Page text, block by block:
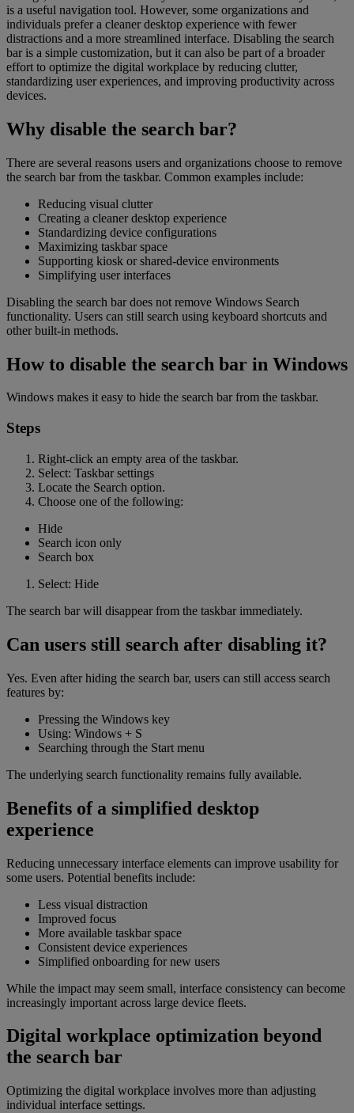
is a useful navigation tool. However, some organizations and
individuals prefer a cleaner desktop experience with fewer
distractions and a more streamlined interface. Disabling the search
bar is a simple customization, but it can also be part of a broader
effort to optimize the digital workplace by reducing clutter,
standardizing user experiences, and improving productivity across
devices.
Why disable the search bar?
There are several reasons users and organizations choose to remove
the search bar from the taskbar. Common examples include:
Reducing visual clutter
Creating a cleaner desktop experience
Standardizing device configurations
Maximizing taskbar space
Supporting kiosk or shared-device environments
Simplifying user interfaces
Disabling the search bar does not remove Windows Search
functionality. Users can still search using keyboard shortcuts and
other built-in methods.
How to disable the search bar in Windows
Windows makes it easy to hide the search bar from the taskbar.
Steps
Right-click an empty area of the taskbar.
Select: Taskbar settings
Locate the Search option.
Choose one of the following:
Hide
Search icon only
Search box
Select: Hide
The search bar will disappear from the taskbar immediately.
Can users still search after disabling it?
Yes. Even after hiding the search bar, users can still access search
features by:
Pressing the Windows key
Using: Windows + S
Searching through the Start menu
The underlying search functionality remains fully available.
Benefits of a simplified desktop
experience
Reducing unnecessary interface elements can improve usability for
some users. Potential benefits include:
Less visual distraction
Improved focus
More available taskbar space
Consistent device experiences
Simplified onboarding for new users
While the impact may seem small, interface consistency can become
increasingly important across large device fleets.
Digital workplace optimization beyond
the search bar
Optimizing the digital workplace involves more than adjusting
individual interface settings.